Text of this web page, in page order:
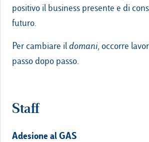
Luiss.it
positivo il business presente e di
futuro.
Per cambiare ildomani, occorre
passo dopo passo.
Staff
Adesione al GAS